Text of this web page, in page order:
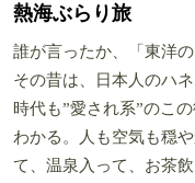
熱海ぶらり旅
誰が言ったか、「東洋
その昔は、日本人のハ
時代も”愛され系”のこ
わかる。人も空気も穏
て、温泉入って、お茶